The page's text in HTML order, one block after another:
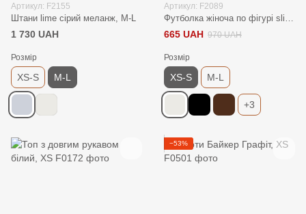
Артикул: F2155
Штани lime сірий меланж, M-L
1 730 UAH
Розмір
XS-S M-L
Артикул: F2089
Футболка жіноча по фігурі slim молоко, XS-S
665 UAH 970 UAH
Розмір
XS-S M-L
+3
−53%